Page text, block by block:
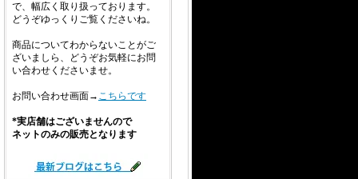
で、幅広く取り扱っております。
どうぞゆっくりご覧くださいね。
商品についてわからないことがご
ざいましら、どうぞお気軽にお問
い合わせくださいませ。
お問い合わせ画面→ こちらです
*実店舗はございませんので
ネットのみの販売となります